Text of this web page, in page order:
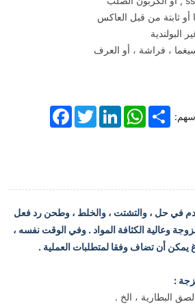
ثابتة من قبل العاكس
البولندية
، فراشة ، أو العرف
سهم: FacebookTwitterLinkedIn
WhatsAppShare
في حل ، والتشتت ، والخلط ، وطحن رد فعل
وعالية الكثافة المواد . وفي الوقت نفسه ،
يمكن أن تضاف وفقا لمتطلبات العملية .
: